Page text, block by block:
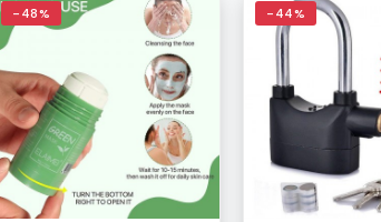
-48% -44%